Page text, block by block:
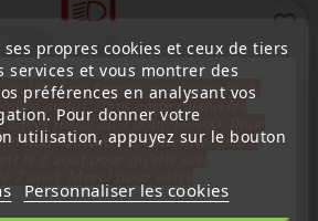
favorite_border
propres cookies et ceux de tiers
services et vous montrer des
préférences en analysant vos
Pour donner votre
utilisation, appuyez sur le bouton
Personnaliser les cookies
sera fermée pour congés du
inclus. Pour cette raison les
jusqu'au 7 aout 14H00. Pour
nous devons réceptionner votre
le 6 aout pour qu'elle soit